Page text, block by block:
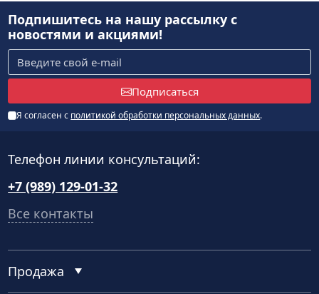
Подпишитесь на нашу рассылкус
новостями и акциями!
Подписаться
Я согласен с политикой обработки персональных данных.
Телефон линии консультаций:
+7 (989) 129-01-32
Все контакты
Продажа